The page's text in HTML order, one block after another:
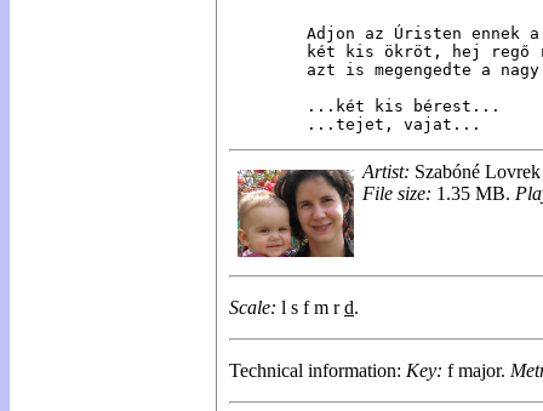
Adjon az Úristen ennek a
két kis ökröt, hej regő
azt is megengedte a
...két kis bérest...
...tejet, vajat...
Artist: Szabóné
File size: 1.35 MB.
Scale: l s f m rd.
Technical information: Key: f major.